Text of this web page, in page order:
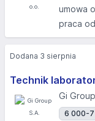
umowa
praca
Technik
Gi
6 000-7
Dodana 3 sierpnia